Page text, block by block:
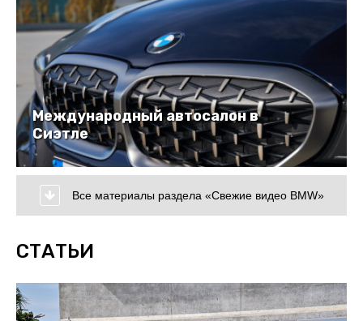
Международный автосалон в
Сиэтле
Все материалы раздела «Свежие видео BMW»
СТАТЬИ